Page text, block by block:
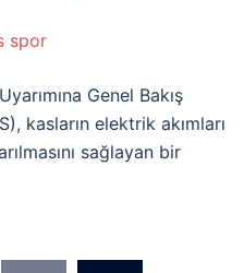
Genel Bakış
kasların elektrik akımları
sağlayan bir